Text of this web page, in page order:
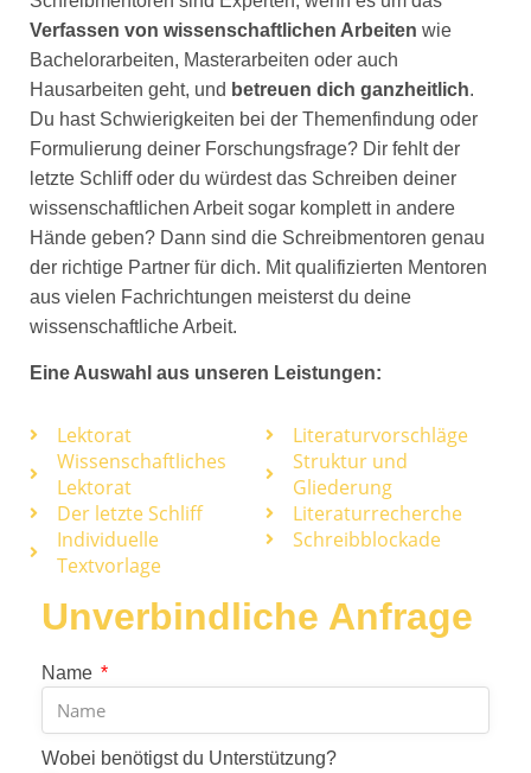
Verfassen von wissenschaftlichen Arbeiten wie
Bachelorarbeiten, Masterarbeiten oder auch
Hausarbeiten geht, und betreuen dich ganzheitlich.
Du hast Schwierigkeiten bei der Themenfindung oder
Formulierung deiner Forschungsfrage? Dir fehlt der
letzte Schliff oder du würdest das Schreiben deiner
wissenschaftlichen Arbeit sogar komplett in andere
Hände geben? Dann sind die Schreibmentoren genau
der richtige Partner für dich. Mit qualifizierten Mentoren
aus vielen Fachrichtungen meisterst du deine
wissenschaftliche Arbeit.
Eine Auswahl aus unseren Leistungen:
Lektorat
Wissenschaftliches
Lektorat
Der letzte Schliff
Individuelle
Textvorlage
Literaturvorschläge
Struktur und
Gliederung
Literaturrecherche
Schreibblockade
Unverbindliche Anfrage
Name
Wobei benötigst du Unterstützung?